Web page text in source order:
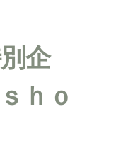
企
ｈｏ